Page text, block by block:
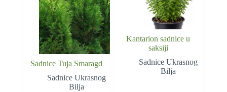
Sadnice Tuja Smaragd
Sadnice Ukrasnog
Bilja
Kantarion sadnice u
saksiji
Sadnice Ukrasnog
Bilja